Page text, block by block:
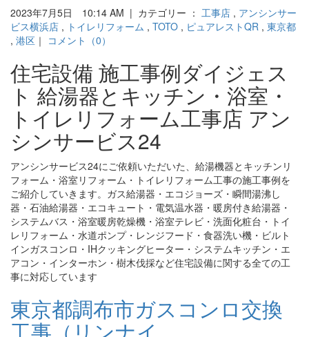
2023年7月5日 10:14 AM | カテゴリー ： 工事店 , アンシンサー
ビス横浜店 , トイレリフォーム , TOTO , ピュアレストQR , 東京都
, 港区 ｜ コメント（0）
住宅設備 施工事例ダイジェス
ト 給湯器とキッチン・浴室・
トイレリフォーム工事店 アン
シンサービス24
アンシンサービス24にご依頼いただいた、給湯機器とキッチンリ
フォーム・浴室リフォーム・トイレリフォーム工事の施工事例を
ご紹介していきます。ガス給湯器・エコジョーズ・瞬間湯沸し
器・石油給湯器・エコキュート・電気温水器・暖房付き給湯器・
システムバス・浴室暖房乾燥機・浴室テレビ・洗面化粧台・トイ
レリフォーム・水道ポンプ・レンジフード・食器洗い機・ビルト
インガスコンロ・IHクッキングヒーター・システムキッチン・エ
アコン・インターホン・樹木伐採など住宅設備に関する全ての工
事に対応しています
東京都調布市ガスコンロ交換